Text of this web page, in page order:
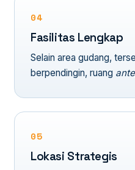
04
Fasilitas Lengkap
Selain area gudang,
berpendingin, ruang ante
05
Lokasi Strategis